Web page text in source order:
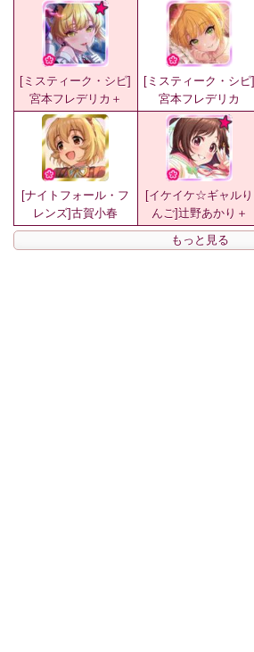
[ミスティーク・シピ]
宮本フレデリカ＋
[ミスティーク・シピ]
宮本フレデリカ
[ナイトフォール・フ
レンズ]古賀小春
[イケイケ☆ギャルり
んご]辻野あかり＋
もっと見る